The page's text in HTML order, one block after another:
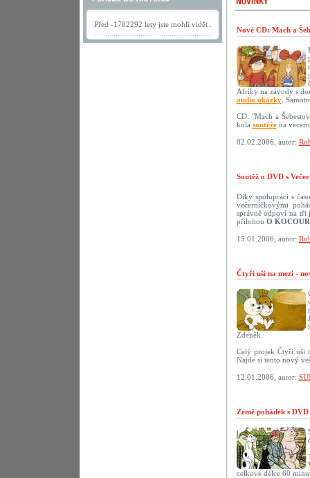
Před -1782292 lety jste mohli vidět .
Nové CD: Mach a
Afriky na závody s
audio ukázky.
CD: "Mach a
kola soutěžena
02.02.2006, autor:
Soutěž o DVD s
Díky spolupráci s
večerníčkovými
správně odpoví na tři
přílohou O
15.01.2006, autor:
Čtyři uši na mezi -
Zdeněk.
Celý projek Čtyři uši
Najde si tento nový
12.01.2006, autor:
Země pohádek s
celkové délce 60